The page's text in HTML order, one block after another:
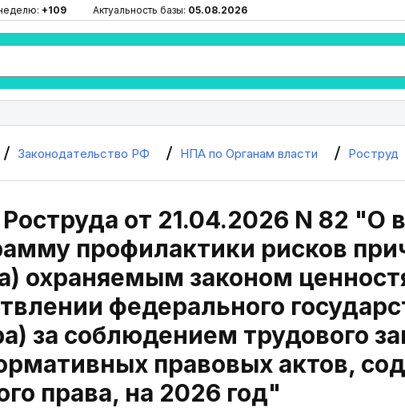
+109 Актуальность базы: 05.08.2026
Законодательство РФ НПА по Органам власти Роструд
от 21.04.2026 N 82 "О
профилактики рисков
охраняемым законом
федерального
за соблюдением трудового
правовых актов,
права, на 2026 год"